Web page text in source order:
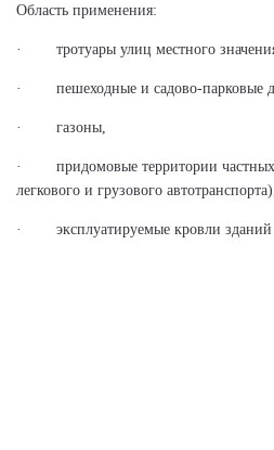
Область применения:
· тротуары улиц местного
· пешеходные и садово-парковые
· газоны,
· придомовые территории
легкового и грузового
· эксплуатируемые кровли